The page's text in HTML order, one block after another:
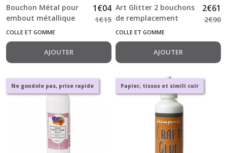
Bouchon Métal pour
embout métallique
Art Glitter
1€04
1€15
COLLE ET GOMME
AJOUTER
Art Glitter 2 bouchons
de remplacement
pour 60-120-240 ml
2€61
2€90
COLLE ET GOMME
AJOUTER
Ne gondole pas, prise rapide Papier, tissus et simili cuir